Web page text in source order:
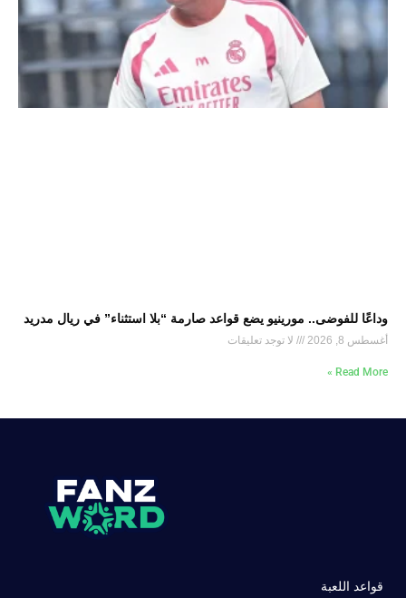
وداعًا للفوضى.. مورينيو يضع قواعد صارمة “بلا استثناء” في ريال مدريد
أغسطس 8, 2026 لا توجد تعليقات
Read More »
قواعد اللعبة